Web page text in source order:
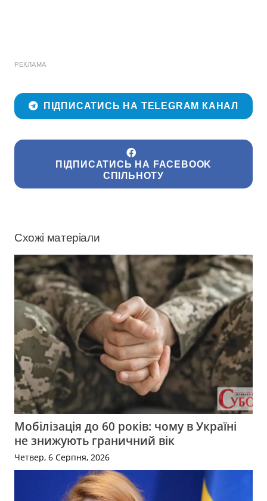
РЕКЛАМА
ПІДПИСАТИСЬ НА TELEGRAM КАНАЛ
ПІДПИСАТИСЬ НА FACEBOOK
СПІЛЬНОТУ
Схожі матеріали
Мобілізація до 60 років: чому в Україні
не знижують граничний вік
Четвер, 6 Серпня, 2026